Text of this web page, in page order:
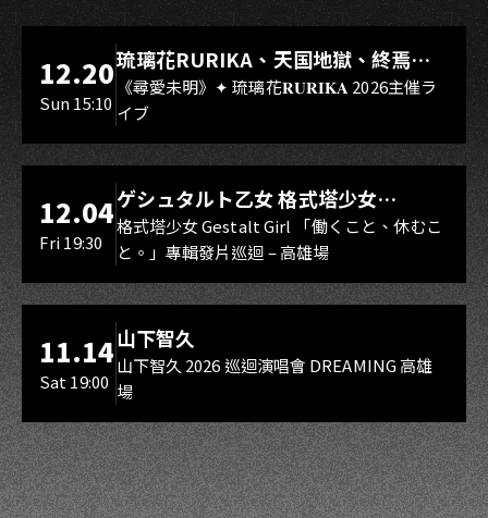
LIVE WAREHOUSE 小庫
12.20
Sun 15:10
琉璃花RURIKA、天国地獄、終焉
Rebirth、DUALIA、無我夢中、花奏
スマイル（O.A.）
《尋愛未明》✦ 琉璃花𝐑𝐔𝐑𝐈𝐊𝐀 2026主催ラ
イブ
LIVE WAREHOUSE 小庫
12.04
Fri 19:30
ゲシュタルト乙女 格式塔少女
Gestalt Girl
格式塔少女 Gestalt Girl 「働くこと、休むこ
と。」專輯發片巡迴 – 高雄場
11.14
Sat 19:00
山下智久
山下智久 2026 巡迴演唱會 DREAMING 高雄
場